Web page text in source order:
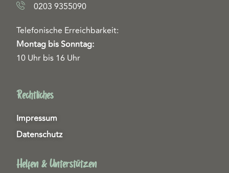
0203 9355090
Telefonische Erreichbarkeit:
Montag bis Sonntag:
10 Uhr bis 16 Uhr
Rechtliches
Impressum
Datenschutz
Helfen & Unterstützen